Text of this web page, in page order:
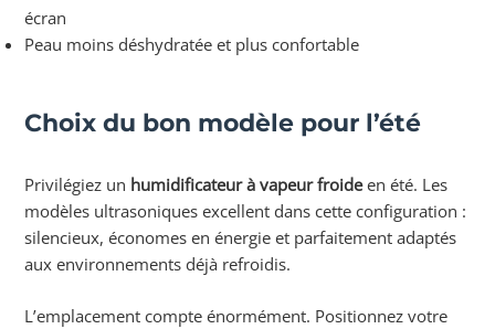
écran
Peau moins déshydratée et plus confortable
Choix du bon modèle pour l’été
Privilégiez un humidificateur à vapeur froideen été. Les
modèles ultrasoniques excellent dans cette configuration :
silencieux, économes en énergie et parfaitement adaptés
aux environnements déjà refroidis.
L’emplacement compte énormément. Positionnez votre